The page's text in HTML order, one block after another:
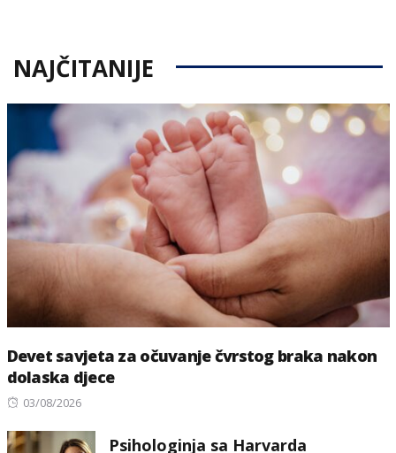
NAJČITANIJE
Devet savjeta za očuvanje čvrstog braka nakon
dolaska djece
Posted
03/08/2026
Psihologinja sa Harvarda